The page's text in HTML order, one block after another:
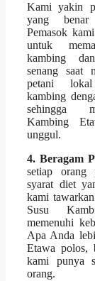
Kami yakin
yang benar
Pemasok
untuk
kambing
senang saat
petani
kambing
sehingga
Kambing
unggul.
4. Beragam
setiap orang
syarat diet
kami
Susu
memenuhi
Apa Anda
Etawa polos,
kami punya
orang.